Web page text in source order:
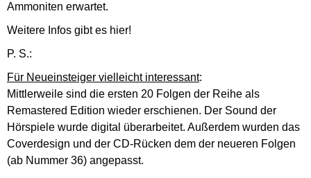
Ammoniten erwartet.
Weitere Infos gibt es hier!
P. S.:
Für Neueinsteiger vielleicht interessant:
Mittlerweile sind die ersten 20 Folgen der Reihe als
Remastered Edition wieder erschienen. Der Sound der
Hörspiele wurde digital überarbeitet. Außerdem wurden das
Coverdesign und der CD-Rücken dem der neueren Folgen
(ab Nummer 36) angepasst.